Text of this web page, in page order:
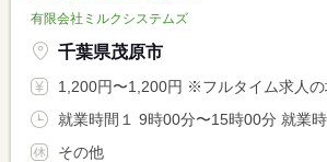
有限会社ミルクシステムズ
千葉県茂原市
1,200円〜1,200円 ※フルタイム求人の場合は月額（換算額）、パート求人の
その他